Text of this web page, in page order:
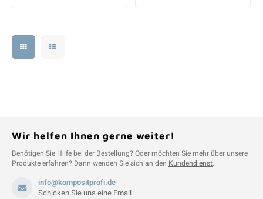
Wir helfen Ihnen gerne weiter!
Benötigen Sie Hilfe bei der Bestellung? Oder möchten Sie mehr über unsere
Produkte erfahren? Dann wenden Sie sich an den Kundendienst.
info@kompositprofi.de
Schicken Sie uns eine Email